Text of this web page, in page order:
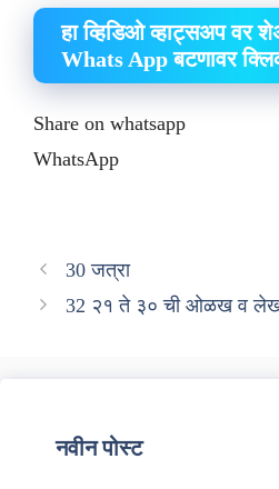
हा व्हिडिओ व्हाट्सअप वर
Whats App बटणावर
Share on whatsapp
WhatsApp
30 जत्रा
32 २१ ते ३० ची ओळख व
नवीन पोस्ट